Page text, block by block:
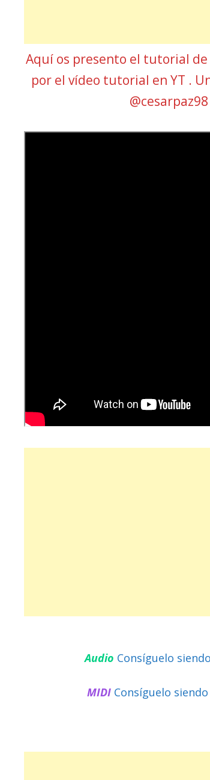
Aquí os presento el tutorial
por el vídeo tutorial en YT .
Audio Consíguelo siendo
MIDI Consíguelo siendo